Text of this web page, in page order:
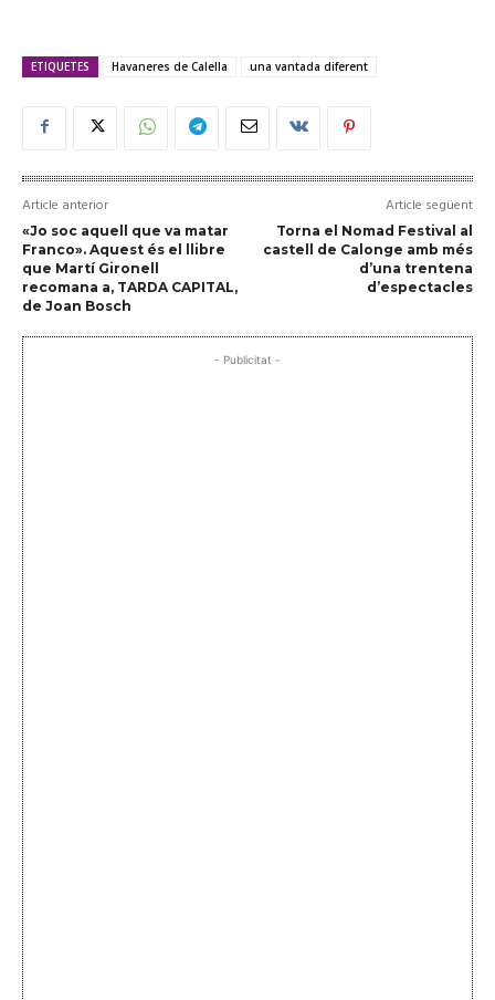
ETIQUETES Havaneres de Calella una vantada diferent
Article anterior
«Jo soc aquell que va matar
Franco». Aquest és el llibre
que Martí Gironell
recomana a, TARDA CAPITAL,
de Joan Bosch
Article següent
Torna el Nomad Festival al
castell de Calonge amb més
d’una trentena
d’espectacles
- Publicitat -